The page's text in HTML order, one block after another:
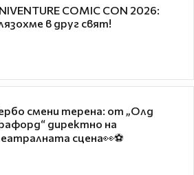
COMIC CON 2026:
в друг свят!
смени терена: от „Олд
директно на
сцена👀⚽